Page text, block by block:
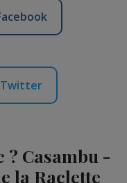
Twitter
? Casambu -
la Raclette